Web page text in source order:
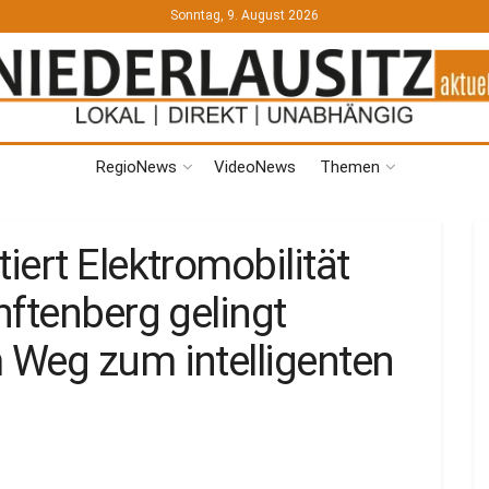
Sonntag, 9. August 2026
RegioNews VideoNews Themen
Elektromobilität
gelingt
zum intelligenten